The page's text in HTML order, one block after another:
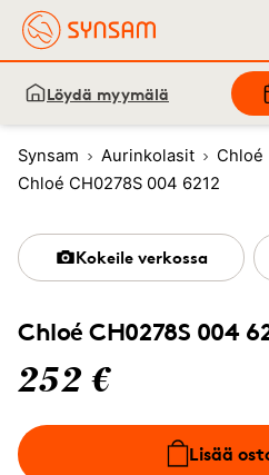
Löydä myymälä
Synsam Aurinkolasit
Chloé
Chloé CH0278S 004 6212
Chloé CH0278S 004
252 €
Lisää
Kokeile verkossa